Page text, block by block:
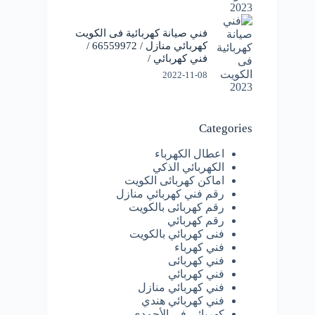
فني صيانة كهربائية فى الكويت
كهربائي منازل / 66559972 /
فني كهربائي /
2022-11-08
Categories
اعطال الكهرباء
الكهربائي الذكي
اماكن كهربائى الكويت
رقم فني كهربائي منازل
رقم كهربائى بالكويت
رقم كهربائي
فنى كهربائي بالكويت
فني كهرباء
فني كهربائى
فني كهربائي
فني كهربائي منازل
فني كهربائي هندي